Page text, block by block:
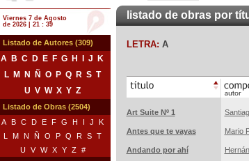
Viernes 7 de Agosto
de 2026 | 21 : 39
Listado de Autores (309)
A B C D E F G H J
K
L
M N Ñ O P Q R S T
U V W X Y Z
Listado de Obras (2504)
A
B C D E F G H I J
K
L
M N Ñ O P Q R S T
U
V W X Y Z #
listado de obras por
LETRA: A
Art Suite Nº 1
Antes que te vayas Mario
Andando por ahí